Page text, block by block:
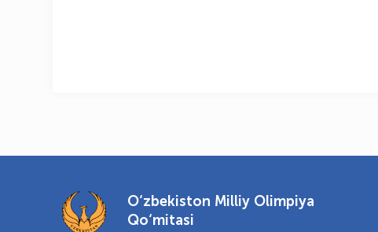
O‘zbekiston Milliy Olimpiya
Qo‘mitasi